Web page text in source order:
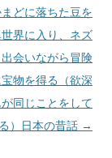
どに落ちた豆を
界に入り、ネズ
会いながら冒険
物を得る（欲深
同じことをして
）日本の昔話 →